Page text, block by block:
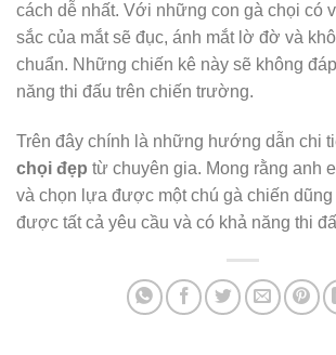
cách dễ nhất. Với những con gà chọi có
sắc của mắt sẽ đục, ánh mắt lờ đờ và
chuẩn. Những chiến kê này sẽ không
năng thi đấu trên chiến trường.
Trên đây chính là những hướng dẫn chi
chọi đẹp từ chuyên gia. Mong rằng anh
và chọn lựa được một chú gà chiến
được tất cả yêu cầu và có khả năng thi